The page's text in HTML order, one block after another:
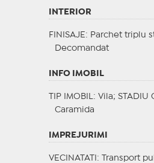
INTERIOR
FINISAJE : Parchet triplu
Decomandat
INFO IMOBIL
TIP IMOBIL : Vila; STADIU
Caramida
IMPREJURIMI
VECINATATI : Transport